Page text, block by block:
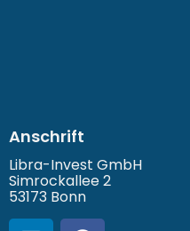
Anschrift
Libra-Invest GmbH
Simrockallee 2
53173 Bonn